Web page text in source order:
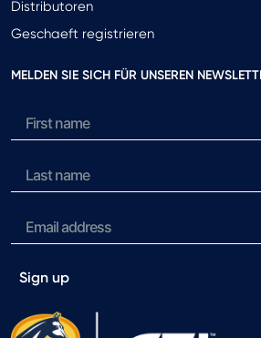
Distributoren
Geschaeft registrieren
MELDEN SIE SICH FÜR UNSEREN
Sign up